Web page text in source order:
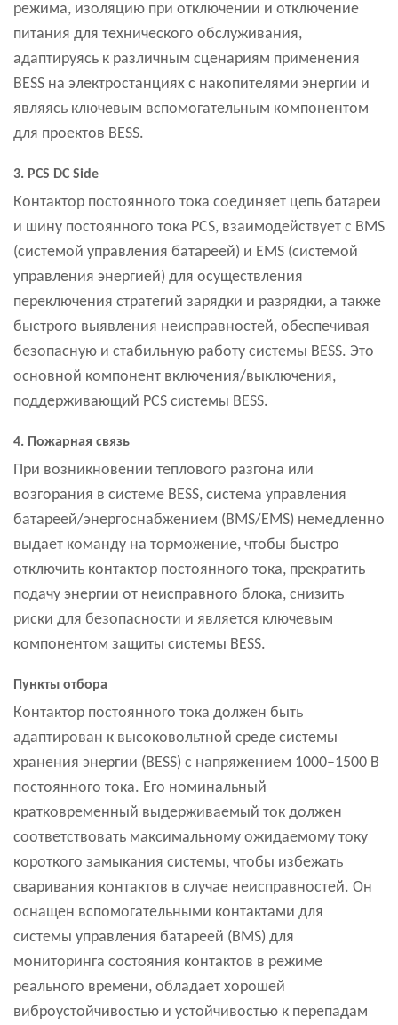
режима, изоляцию при отключении и отключение
питания для технического обслуживания,
адаптируясь к различным сценариям применения
BESS на электростанциях с накопителями энергии и
являясь ключевым вспомогательным компонентом
для проектов BESS.
3. PCS DC Side
Контактор постоянного тока соединяет цепь батареи
и шину постоянного тока PCS, взаимодействует с BMS
(системой управления батареей) и EMS (системой
управления энергией) для осуществления
переключения стратегий зарядки и разрядки, а также
быстрого выявления неисправностей, обеспечивая
безопасную и стабильную работу системы BESS. Это
основной компонент включения/выключения,
поддерживающий PCS системы BESS.
4. Пожарная связь
При возникновении теплового разгона или
возгорания в системе BESS, система управления
батареей/энергоснабжением (BMS/EMS) немедленно
выдает команду на торможение, чтобы быстро
отключить контактор постоянного тока, прекратить
подачу энергии от неисправного блока, снизить
риски для безопасности и является ключевым
компонентом защиты системы BESS.
Пункты отбора
Контактор постоянного тока должен быть
адаптирован к высоковольтной среде системы
хранения энергии (BESS) с напряжением 1000–1500 В
постоянного тока. Его номинальный
кратковременный выдерживаемый ток должен
соответствовать максимальному ожидаемому току
короткого замыкания системы, чтобы избежать
сваривания контактов в случае неисправностей. Он
оснащен вспомогательными контактами для
системы управления батареей (BMS) для
мониторинга состояния контактов в режиме
реального времени, обладает хорошей
виброустойчивостью и устойчивостью к перепадам